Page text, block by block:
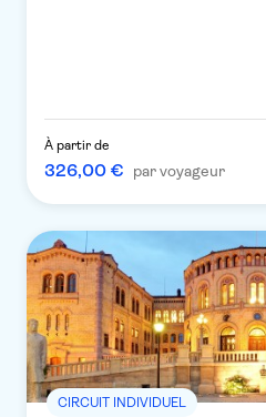
À partir de
326,00 € par voyageur
CIRCUIT INDIVIDUEL